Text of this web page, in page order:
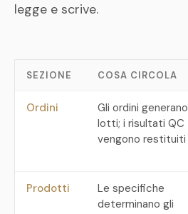
legge e scrive.
SEZIONE COSA CIRCOLA
Ordini
Gli ordini generano
lotti; i risultati QC
vengono restituiti
Prodotti
Le specifiche
determinano gli